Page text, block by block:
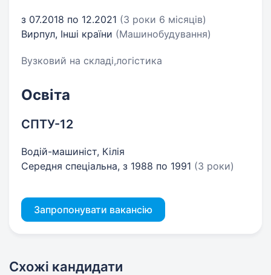
з 07.2018 по 12.2021 (3 роки 6 місяців)
Вирпул, Інші країни (Машинобудування)
Вузковий на складі,логістика
Освіта
СПТУ-12
Водій-машиніст, Кілія
Середня спеціальна, з 1988 по 1991 (3 роки)
Запропонувати вакансію
Схожі кандидати